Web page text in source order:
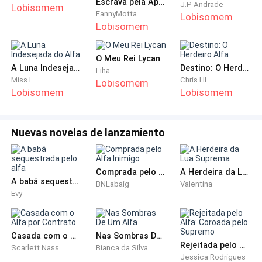
- Tem alguém aí!
Ninguém respondia. Continuando até ao fim da rua,
parou no princípio dos túneis
De longe, William percebeu que se tratavade uma
ameaça para os moradores daquela região continuo
caminhando até ao Lugar Secreto. Era um lugar
subterrâneo coberto de teias de aranhas, luzes em
oxilações e corpos mortos pendurados.
O Magnata pousando as mãos sobre a cabeça,
ficou fresco, com pavor e tremulo. Na sala da morte
havia diversas ferramentas e utensílios de execução
Lobisomem
FannyMotta
Lobisomem
J.P Andrade
Lobisomem
A Luna Indesejada do Alfa
Miss L
Lobisomem
O Meu Rei Lycan
Liha
Lobisomem
Destino: O Herdeiro Alfa
Chris HL
Lobisomem
Nuevas novelas de lanzamiento
A babá sequestrada pelo alfa
Evy
Comprada pelo Alfa Inimigo
BNLabaig
A Herdeira da Lua Suprema
Valentina
Casada com o Alfa por Contrato
Scarlett Nass
Nas Sombras De Um Alfa
Bianca da Silva Rejeitada pelo Alfa: Coroada pelo Supremo
Jessica Rodrigues